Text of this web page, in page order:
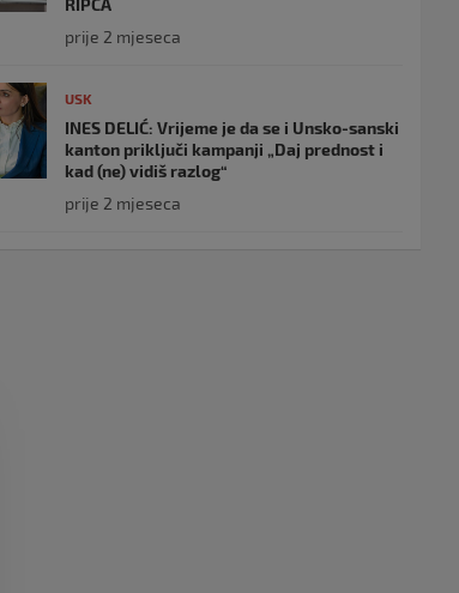
RIPČA
prije 2 mjeseca
USK
INES DELIĆ: Vrijeme je da se i Unsko-sanski
kanton priključi kampanji „Daj prednost i
kad (ne) vidiš razlog“
prije 2 mjeseca